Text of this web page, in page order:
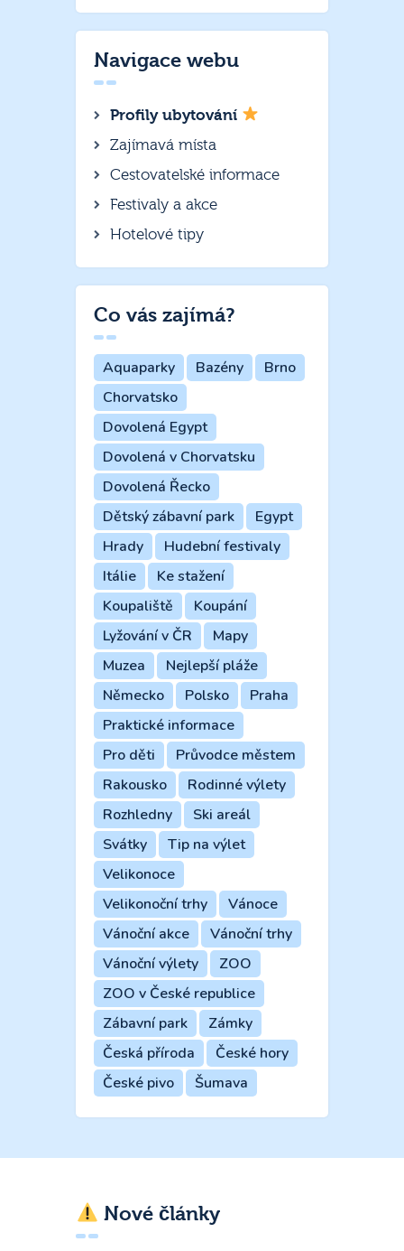
Navigace webu
Profily ubytování
Zajímavá místa
Cestovatelské informace
Festivaly a akce
Hotelové tipy
Co vás zajímá?
Aquaparky Bazény
Brno
Chorvatsko
Dovolená Egypt
Dovolená v Chorvatsku
Dovolená Řecko
Dětský zábavní park
Egypt
Hrady
Hudební festivaly
Itálie
Ke stažení
Koupaliště
Koupání
Lyžování v ČR
Mapy
Muzea
Nejlepší pláže
Německo
Polsko
Praha
Praktické informace
Pro děti
Průvodce městem
Rakousko
Rodinné výlety
Rozhledny
Ski areál
Svátky
Tip na výlet
Velikonoce
Velikonoční trhy
Vánoce
Vánoční akce
Vánoční trhy
Vánoční výlety
ZOO
ZOO v České republice
Zábavní park
Zámky
Česká příroda
České hory
České pivo
Šumava
Nové články